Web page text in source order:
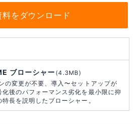
料をダウンロード
ブローシャー (4.3MB)
の変更が不要、導入〜セットアップが
後のパフォーマンス劣化を最小限に抑
長を説明したブローシャー。